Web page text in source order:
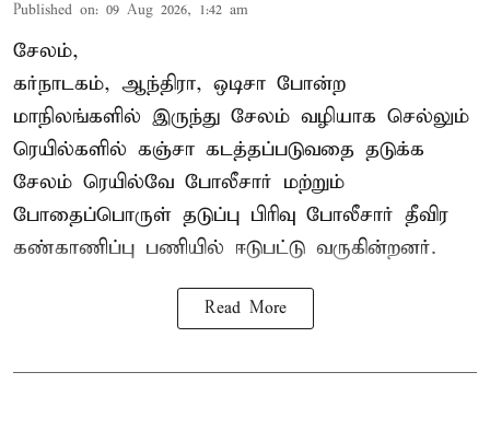
Published on: 09 Aug 2026, 1:42 am
சேலம்,
கர்நாடகம், ஆந்திரா, ஒடிசா போன்ற
மாநிலங்களில் இருந்து சேலம் வழியாக செல்லும்
ரெயில்களில் கஞ்சா கடத்தப்படுவதை தடுக்க
சேலம் ரெயில்வே போலீசார் மற்றும்
போதைப்பொருள் தடுப்பு பிரிவு போலீசார் தீவிர
கண்காணிப்பு பணியில் ஈடுபட்டு வருகின்றனர்.
Read More